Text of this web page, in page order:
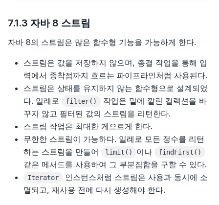
일
17장, 마이크로서비스 아키텍처 스타일
18장, 최적의 아키텍처 스타일 선정
19장, 아키텍처 결정
20장, 아키텍처 리스크 분석
21장, 아키텍처 도식화 및 프레젠테이션
22장, 개발팀을 효율적으로
16장 의사결정 그룹에 합류하고 그 위치를 유지하기
17장 자신을 드러내는 법
18장 내게 맞는 회사 찾기
19장 스태프플러스 직책을 위한 면접
20장 제안 협상하기
7.1.3 자바 8 스트림
자바 8의 스트림은 많은 함수형 기능을 가능하게 한다.
스트림은 값을 저장하지 않으며, 종결 작업을 통해 입
력에서 종착점까지 흐르는 파이프라인처럼 사용된다.
스트림은 상태를 유지하지 않는 함수형으로 설계되었
다. 일례로
filter()
작업은 밑에 깔린 컬렉션을 바
꾸지 않고 필터된 값의 스트림을 리턴한다.
스트림 작업은 최대한 게으르게 한다.
무한한 스트림이 가능하다. 일례로 모든 정수를 리턴
하는 스트림을 만들어
limit() 이나 findFirst()
같은 메서드를 사용하여 그 부분집합을 구할 수 있다.
Iterator
인스턴스처럼 스트림은 사용과 동시에 소
멸되고, 재사용 전에 다시 생성해야 한다.